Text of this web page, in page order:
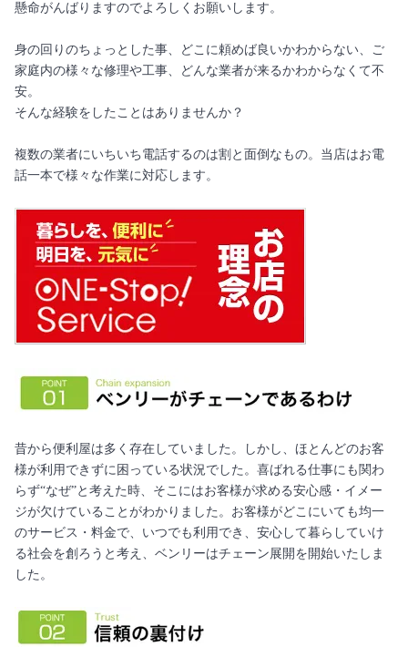
懸命がんばりますのでよろしくお願いします。
身の回りのちょっとした事、どこに頼めば良いかわからない、ご
家庭内の様々な修理や工事、どんな業者が来るかわからなくて不
安。
そんな経験をしたことはありませんか？
複数の業者にいちいち電話するのは割と面倒なもの。当店はお電
話一本で様々な作業に対応します。
昔から便利屋は多く存在していました。しかし、ほとんどのお客
様が利用できずに困っている状況でした。喜ばれる仕事にも関わ
らず“なぜ”と考えた時、そこにはお客様が求める安心感・イメー
ジが欠けていることがわかりました。お客様がどこにいても均一
のサービス・料金で、いつでも利用でき、安心して暮らしていけ
る社会を創ろうと考え、ベンリーはチェーン展開を開始いたしま
した。